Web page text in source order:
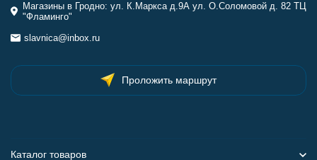
Магазины в Гродно: ул. К.Маркса д.9А ул. О.Соломовой д. 82 ТЦ
"Фламинго"
slavnica@inbox.ru
Проложить маршрут
Каталог товаров